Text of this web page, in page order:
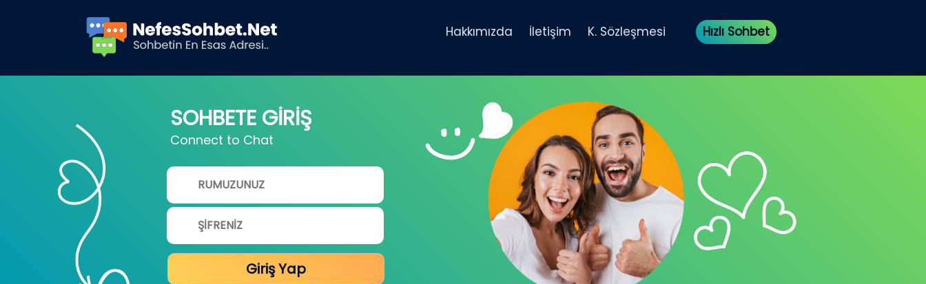
Hakkımızda İletişim K. Sözleşmesi Hızlı Sohbet
SOHBETE GİRİŞ
Connect to Chat
Giriş Yap